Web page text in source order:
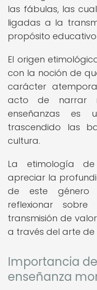
las fábulas, las
ligadas a la
propósito
El origen
con la noción de
carácter
acto de narrar
enseñanzas es
trascendido las
cultura.
La etimología
apreciar la
de este
reflexionar
transmisión de
a través del arte de
Importancia
enseñanza